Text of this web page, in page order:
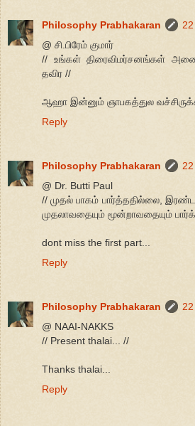
Philosophy Prabhakaran
@ சி.பிரேம் குமார்
// உங்கள் திரைவிமர்சனங்கள்
தவிர //
ஆஹா இன்னும் ஞாபகத்துல
Reply
Philosophy Prabhakaran
@ Dr. Butti Paul
// முதல் பாகம் பார்த்ததில்லை,
முதலாவதையும் மூன்றாவதையும்
dont miss the first part...
Reply
Philosophy Prabhakaran
@ NAAI-NAKKS
// Present thalai... //
Thanks thalai...
Reply